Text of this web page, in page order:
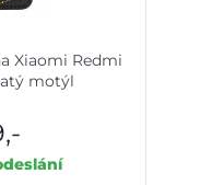
Xiaomi Redmi
motýl